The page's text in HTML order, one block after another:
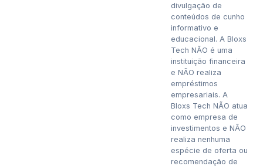
divulgação de
conteúdos de cunho
informativo e
educacional. A Bloxs
Tech NÃO é uma
instituição financeira
e NÃO realiza
empréstimos
empresariais. A
Bloxs Tech NÃO atua
como empresa de
investimentos e NÃO
realiza nenhuma
espécie de oferta ou
recomendação de